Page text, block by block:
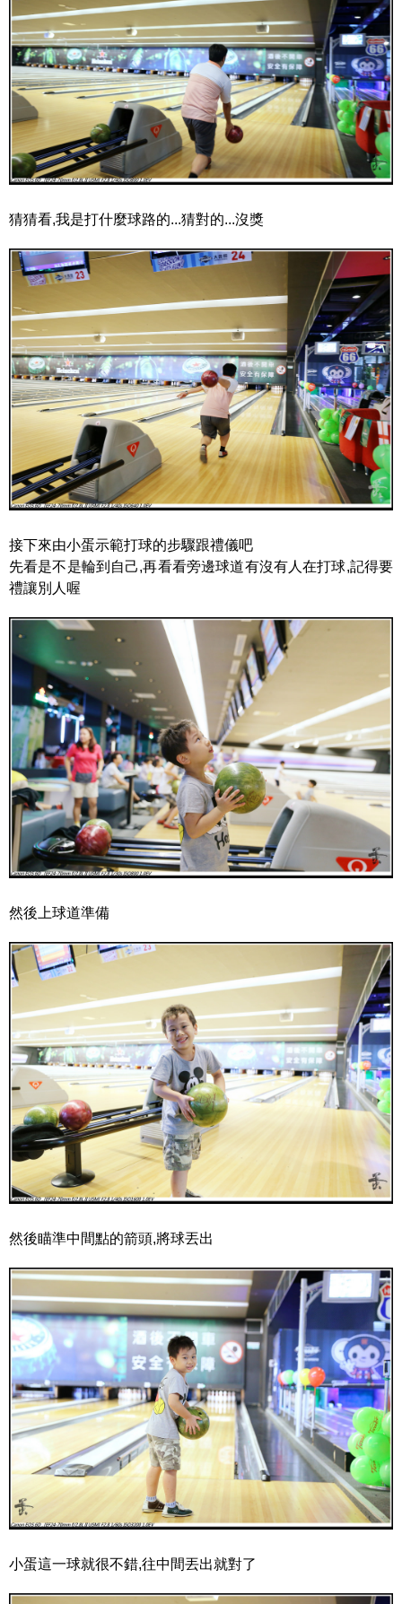
猜猜看,我是打什麼球路的...猜對的...沒獎
接下來由小蛋示範打球的步驟跟禮儀吧
先看是不是輪到自己,再看看旁邊球道有沒有人在打球,記得要
禮讓別人喔
然後上球道準備
然後瞄準中間點的箭頭,將球丟出
小蛋這一球就很不錯,往中間丟出就對了